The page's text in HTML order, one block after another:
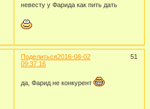
невесту у Фарида как пить дать
Поделиться 51
2016-08-02
09:37:16
да, Фарид не конкурент